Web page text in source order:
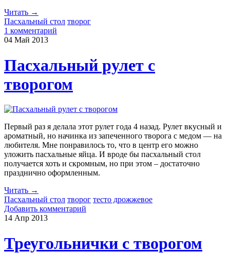
Читать →
Пасхальный стол творог
1 комментарий
04 Май 2013
Пасхальный рулет с
творогом
Первый раз я делала этот рулет года 4 назад. Рулет вкусный и
ароматный, но начинка из запеченного творога с медом — на
любителя. Мне понравилось то, что в центр его можно
уложить пасхальные яйца. И вроде бы пасхальный стол
получается хоть и скромным, но при этом – достаточно
празднично оформленным.
Читать →
Пасхальный стол творог тесто дрожжевое
Добавить комментарий
14 Апр 2013
Треугольнички с творогом